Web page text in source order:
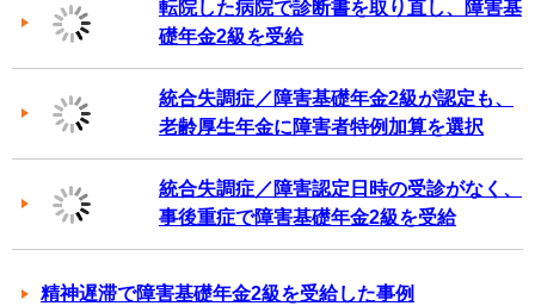
転院した病院で診断書を取り直し、障害基
礎年金2級を受給
統合失調症／障害基礎年金2級が認定も、
老齢厚生年金に障害者特例加算を選択
統合失調症／障害認定日時の受診がなく、
事後重症で障害基礎年金2級を受給
精神遅滞で障害基礎年金2級を受給した事例